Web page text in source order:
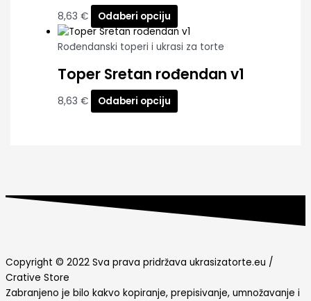
8,63 € Odaberi opciju
Rođendanski toperi i ukrasi za torte
Toper Sretan rođendan v1
8,63 € Odaberi opciju
Copyright © 2022 Sva prava pridržava ukrasizatorte.eu /
Crative Store
Zabranjeno je bilo kakvo kopiranje, prepisivanje, umnožavanje i